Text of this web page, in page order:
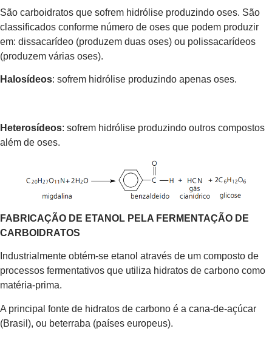
São carboidratos que sofrem hidrólise produzindo oses. São
classificados conforme número de oses que podem produzir
em: dissacarídeo (produzem duas oses) ou polissacarídeos
(produzem várias oses).
Halosídeos: sofrem hidrólise produzindo apenas oses.
Heterosídeos: sofrem hidrólise produzindo outros compostos
além de oses.
FABRICAÇÃO DE ETANOL PELA FERMENTAÇÃO DE
CARBOIDRATOS
Industrialmente obtém-se etanol através de um composto de
processos fermentativos que utiliza hidratos de carbono como
matéria-prima.
A principal fonte de hidratos de carbono é a cana-de-açúcar
(Brasil), ou beterraba (países europeus).